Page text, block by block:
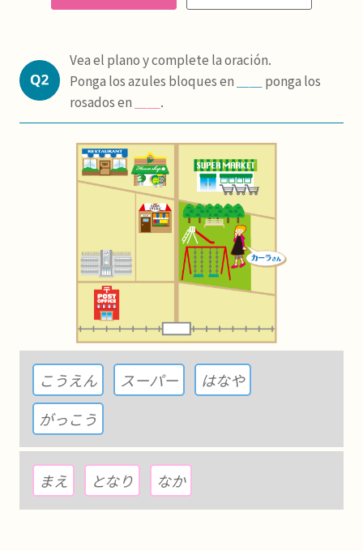
Vea el plano y complete la oración.
Ponga los azules bloques en
ponga los
rosados en
.
こうえん スーパー
はなや
がっこう
まえ となり なか